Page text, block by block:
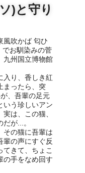
)と守り
風吹かば 匂ひ
でお馴染みの菅
九州国立博物館
入り、香しき紅
まったら、突
、吾輩の足元
いう珍しいアン
は、この猫、
が...。
その猫に吾輩は
輩の声にすぐ反
きて、ちょこ
の手をなめ回す